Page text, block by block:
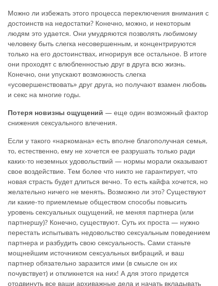
Можно ли избежать этого процесса переключения внимания с
достоинств на недостатки? Конечно, можно, и некоторым
людям это удается. Они умудряются позволять любимому
человеку быть слегка несовершенным, и концентрируются
только на его достоинствах, игнорируя все остальное. В итоге
они проходят с влюбленностью друг в друга всю жизнь.
Конечно, они упускают возможность слегка
«усовершенствовать» друг друга, но получают взамен любовь
и секс на многие годы.
Потеря новизны ощущений — еще один возможный фактор
снижения сексуального влечения.
Если у такого «наркомана» есть вполне благополучная семья,
то, естественно, ему не хочется ее разрушать только ради
каких-то неземных удовольствий — нормы морали оказывают
свое воздействие. Тем более что никто не га­рантирует, что
новая страсть будет длиться вечно. То есть кайфа хочется, но
желательно ничего не менять. Возможно ли это? Существуют
ли какие-то приемлемые обществом способы повысить
уровень сексуальных ощущений, не меняя партнера (или
партнершу)? Конечно, существуют. Суть их проста — нужно
перестать испытывать недовольство сексуальным поведением
партнера и разбудить свою сексуальность. Сами станьте
мощнейшим источником сексуальных вибраций, и ваш
партнер обязательно заразится ими (в смысле он их
почувствует) и откликнется на них! А для этого придется
отодвинуть все ваши архиважные дела и начать вкладывать